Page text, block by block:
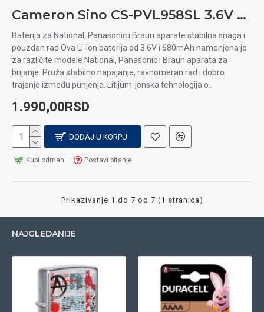
Cameron Sino CS-PVL958SL 3.6V 680mAh Li-ion baterija za aparat za brijanje National, Panasonic, Braun
Baterija za National, Panasonic i Braun aparate stabilna snaga i
pouzdan rad Ova Li-ion baterija od 3.6V i 680mAh namenjena je
za različite modele National, Panasonic i Braun aparata za
brijanje. Pruža stabilno napajanje, ravnomeran rad i dobro
trajanje između punjenja. Litijum-jonska tehnologija o..
1.990,00RSD
DODAJ U KORPU
Kupi odmah Postavi pitanje
Prikazivanje 1 do 7 od 7 (1 stranica)
NAJGLEDANIJE